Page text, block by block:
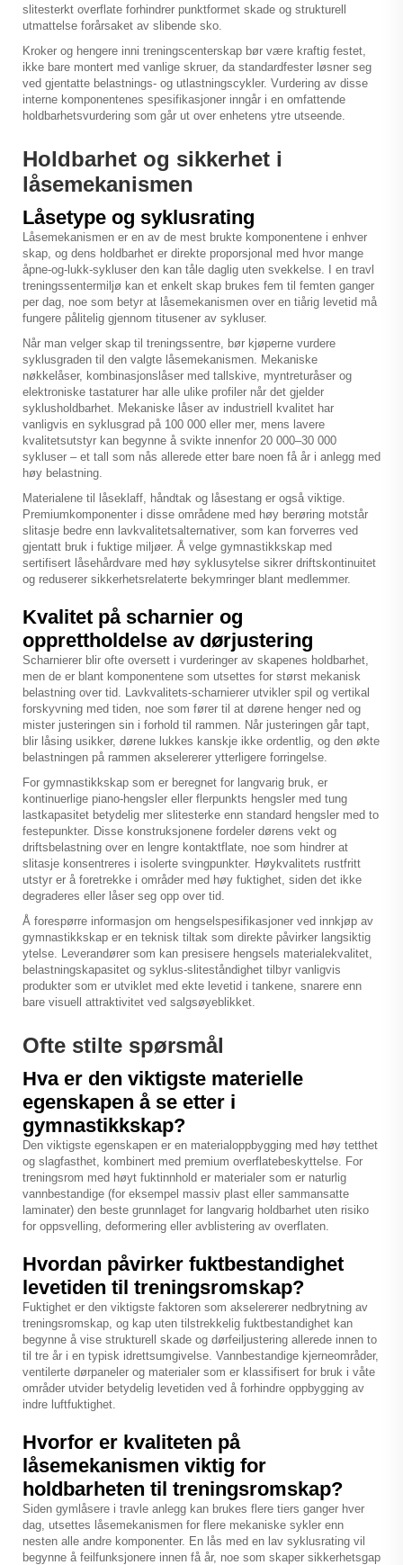
slitesterkt overflate forhindrer punktformet skade og strukturell
utmattelse forårsaket av slibende sko.
Kroker og hengere inni treningscenterskap bør være kraftig festet,
ikke bare montert med vanlige skruer, da standardfester løsner seg
ved gjentatte belastnings- og utlastningscykler. Vurdering av disse
interne komponentenes spesifikasjoner inngår i en omfattende
holdbarhetsvurdering som går ut over enhetens ytre utseende.
Holdbarhet og sikkerhet i
låsemekanismen
Låsetype og syklusrating
Låsemekanismen er en av de mest brukte komponentene i enhver
skap, og dens holdbarhet er direkte proporsjonal med hvor mange
åpne-og-lukk-sykluser den kan tåle daglig uten svekkelse. I en travl
treningssentermiljø kan et enkelt skap brukes fem til femten ganger
per dag, noe som betyr at låsemekanismen over en tiårig levetid må
fungere pålitelig gjennom titusener av sykluser.
Når man velger skap til treningssentre, bør kjøperne vurdere
syklusgraden til den valgte låsemekanismen. Mekaniske
nøkkelåser, kombinasjonslåser med tallskive, myntreturåser og
elektroniske tastaturer har alle ulike profiler når det gjelder
syklusholdbarhet. Mekaniske låser av industriell kvalitet har
vanligvis en syklusgrad på 100 000 eller mer, mens lavere
kvalitetsutstyr kan begynne å svikte innenfor 20 000–30 000
sykluser – et tall som nås allerede etter bare noen få år i anlegg med
høy belastning.
Materialene til låseklaff, håndtak og låsestang er også viktige.
Premiumkomponenter i disse områdene med høy berøring motstår
slitasje bedre enn lavkvalitetsalternativer, som kan forverres ved
gjentatt bruk i fuktige miljøer. Å velge gymnastikkskap med
sertifisert låsehårdvare med høy syklusytelse sikrer driftskontinuitet
og reduserer sikkerhetsrelaterte bekymringer blant medlemmer.
Kvalitet på scharnier og
opprettholdelse av dørjustering
Scharnierer blir ofte oversett i vurderinger av skapenes holdbarhet,
men de er blant komponentene som utsettes for størst mekanisk
belastning over tid. Lavkvalitets-scharnierer utvikler spil og vertikal
forskyvning med tiden, noe som fører til at dørene henger ned og
mister justeringen sin i forhold til rammen. Når justeringen går tapt,
blir låsing usikker, dørene lukkes kanskje ikke ordentlig, og den økte
belastningen på rammen akselererer ytterligere forringelse.
For gymnastikkskap som er beregnet for langvarig bruk, er
kontinuerlige piano-hengsler eller flerpunkts hengsler med tung
lastkapasitet betydelig mer slitesterke enn standard hengsler med to
festepunkter. Disse konstruksjonene fordeler dørens vekt og
driftsbelastning over en lengre kontaktflate, noe som hindrer at
slitasje konsentreres i isolerte svingpunkter. Høykvalitets rustfritt
utstyr er å foretrekke i områder med høy fuktighet, siden det ikke
degraderes eller låser seg opp over tid.
Å forespørre informasjon om hengselspesifikasjoner ved innkjøp av
gymnastikkskap er en teknisk tiltak som direkte påvirker langsiktig
ytelse. Leverandører som kan presisere hengsels materialekvalitet,
belastningskapasitet og syklus-sliteståndighet tilbyr vanligvis
produkter som er utviklet med ekte levetid i tankene, snarere enn
bare visuell attraktivitet ved salgsøyeblikket.
Ofte stilte spørsmål
Hva er den viktigste materielle
egenskapen å se etter i
gymnastikkskap?
Den viktigste egenskapen er en materialoppbygging med høy tetthet
og slagfasthet, kombinert med premium overflatebeskyttelse. For
treningsrom med høyt fuktinnhold er materialer som er naturlig
vannbestandige (for eksempel massiv plast eller sammansatte
laminater) den beste grunnlaget for langvarig holdbarhet uten risiko
for oppsvelling, deformering eller avblistering av overflaten.
Hvordan påvirker fuktbestandighet
levetiden til treningsromskap?
Fuktighet er den viktigste faktoren som akselererer nedbrytning av
treningsromskap, og kap uten tilstrekkelig fuktbestandighet kan
begynne å vise strukturell skade og dørfeiljustering allerede innen to
til tre år i en typisk idrettsumgivelse. Vannbestandige kjerneområder,
ventilerte dørpaneler og materialer som er klassifisert for bruk i våte
områder utvider betydelig levetiden ved å forhindre oppbygging av
indre luftfuktighet.
Hvorfor er kvaliteten på
låsemekanismen viktig for
holdbarheten til treningsromskap?
Siden gymlåsere i travle anlegg kan brukes flere tiers ganger hver
dag, utsettes låsemekanismen for flere mekaniske sykler enn
nesten alle andre komponenter. En lås med en lav syklusrating vil
begynne å feilfunksjonere innen få år, noe som skaper sikkerhetsgap